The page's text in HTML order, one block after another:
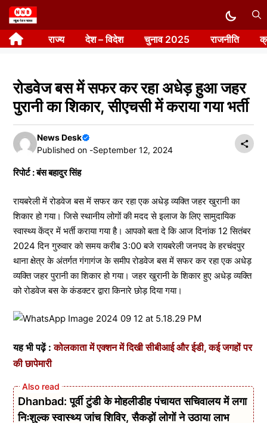
Skip
to
content राज्य देश – विदेश चुनाव 2025 राजनीति
रोडवेज बस में सफर कर रहा अधेड़ हुआ जहर
पुरानी का शिकार, सीएचसी में कराया गया भर्ती
News Desk
Published on -September 12, 2024
रिपोर्ट : बंस बहादुर सिंह
रायबरेली में रोडवेज बस में सफर कर रहा एक अधेड़ व्यक्ति जहर खुरानी का
शिकार हो गया। जिसे स्थानीय लोगों की मदद से इलाज के लिए सामुदायिक
स्वास्थ्य केंद्र में भर्ती कराया गया है। आपको बता दे कि आज दिनांक 12 सितंबर
2024 दिन गुरुवार को समय करीब 3:00 बजे रायबरेली जनपद के हरचंदपुर
थाना क्षेत्र के अंतर्गत गंगागंज के समीप रोडवेज बस में सफर कर रहा एक अधेड़
व्यक्ति जहर पुरानी का शिकार हो गया। जहर खुरानी के शिकार हुए अधेड़ व्यक्ति
को रोडवेज बस के कंडक्टर द्वारा किनारे छोड़ दिया गया।
यह भी पढ़ें :कोलकाता में एक्शन में दिखी सीबीआई और ईडी, कई जगहों पर
की छापेमारी
Dhanbad: पूर्वी टुंडी के मोहलीडीह पंचायत सचिवालय में लगा
निःशुल्क स्वास्थ्य जांच शिविर, सैकड़ों लोगों ने उठाया लाभ